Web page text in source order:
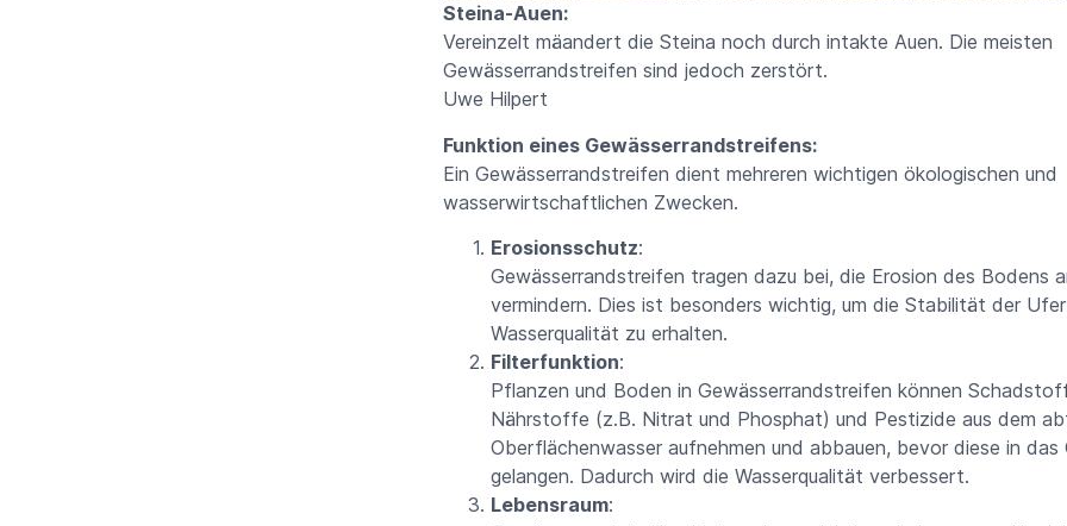
Steina-Auen:
Vereinzelt mäandert die Steina noch durch intakte Auen. Die meisten
Gewässerrandstreifen sind jedoch zerstört.
Uwe Hilpert
Funktion eines Gewässerrandstreifens:
Ein Gewässerrandstreifen dient mehreren wichtigen ökologischen und
wasserwirtschaftlichen Zwecken.
Erosionsschutz:
Gewässerrandstreifen tragen dazu bei, die Erosion des Bodens
vermindern. Dies ist besonders wichtig, um die Stabilität der
Wasserqualität zu erhalten.
Filterfunktion:
Pflanzen und Boden in Gewässerrandstreifen können
Nährstoffe (z.B. Nitrat und Phosphat) und Pestizide aus dem
Oberflächenwasser aufnehmen und abbauen, bevor diese in das
gelangen. Dadurch wird die Wasserqualität verbessert.
Lebensraum: